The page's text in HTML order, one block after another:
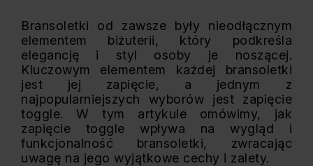
Bransoletki od zawsze były nieodłącznym
elementem biżuterii, który podkreśla
elegancję i styl osoby je noszącej.
Kluczowym elementem każdej bransoletki
jest jej zapięcie, a jednym z
najpopularniejszych wyborów jest zapięcie
toggle. W tym artykule omówimy, jak
zapięcie toggle wpływa na wygląd i
funkcjonalność bransoletki, zwracając
uwagę na jego wyjątkowe cechy i zalety.